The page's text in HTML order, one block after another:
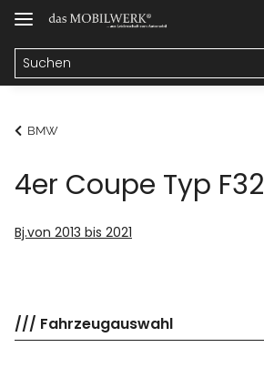
BMW
4er Coupe Typ F32
Bj.von 2013 bis 2021
/// Fahrzeugauswahl